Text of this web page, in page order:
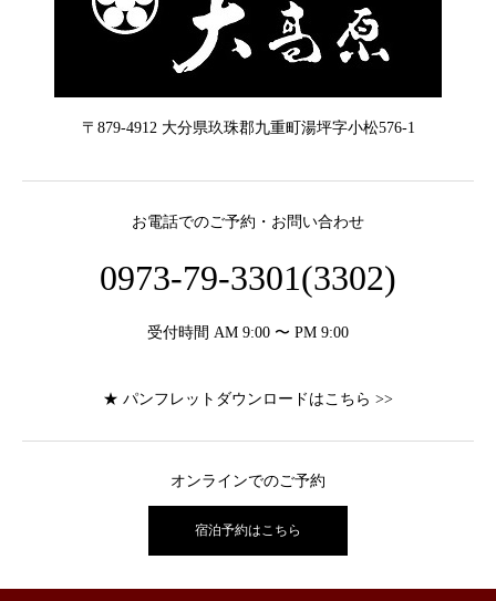
〒879-4912 大分県玖珠郡九重町湯坪字小松576-1
お電話でのご予約・お問い合わせ
0973-79-3301(3302)
受付時間 AM 9:00 〜 PM 9:00
★ パンフレットダウンロードはこちら >>
オンラインでのご予約
宿泊予約はこちら